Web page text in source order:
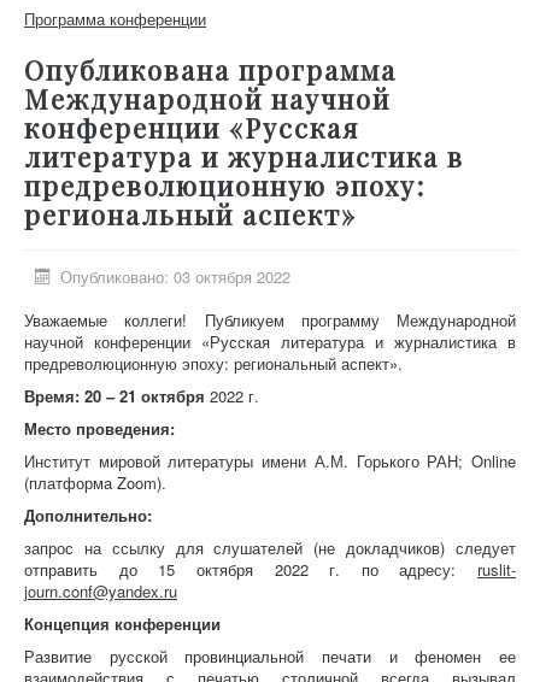
Программа конференции
Опубликована программа
Международной научной
конференции «Русская
литература и журналистика в
предреволюционную эпоху:
региональный аспект»
Опубликовано: 03 октября 2022
Уважаемые коллеги! Публикуем программу Международной
научной конференции «Русская литература и журналистика в
предреволюционную эпоху: региональный аспект».
Время: 20 – 21 октября 2022 г.
Место проведения:
Институт мировой литературы имени А.М. Горького РАН; Online
(платформа Zoom).
Дополнительно:
запрос на ссылку для слушателей (не докладчиков) следует
отправить до 15 октября 2022 г. по адресу: ruslit-
journ.conf@yandex.ru
Концепция конференции
Развитие русской провинциальной печати и феномен ее